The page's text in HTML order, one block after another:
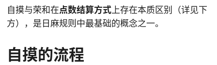
自摸与荣和在点数结算方式上存在本质区别（详见下
方），是日麻规则中最基础的概念之一。
自摸的流程